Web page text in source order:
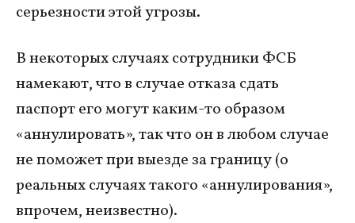
серьезности этой угрозы.
В некоторых случаях сотрудники ФСБ
намекают, что в случае отказа сдать
паспорт его могут каким-то образом
«аннулировать», так что он в любом случае
не поможет при выезде за границу (о
реальных случаях такого «аннулирования»,
впрочем, неизвестно).